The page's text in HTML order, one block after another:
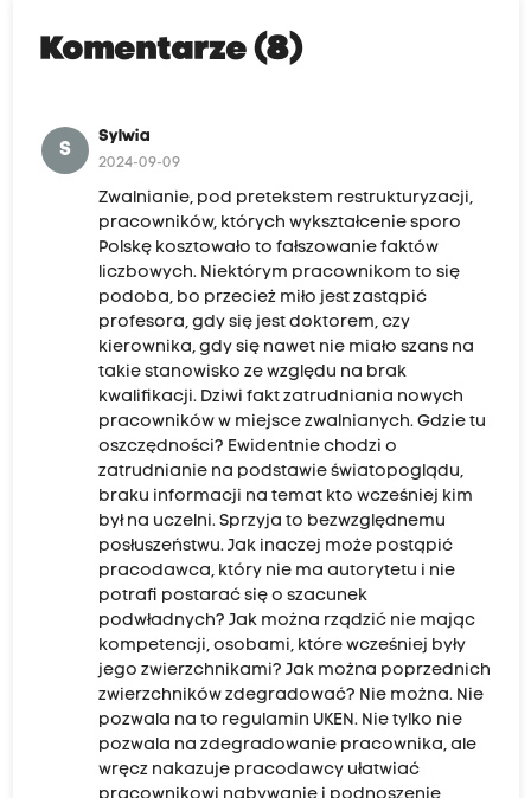
Komentarze (8)
S
Sylwia
2024-09-09
Zwalnianie, pod pretekstem restrukturyzacji,
pracowników, których wykształcenie sporo
Polskę kosztowało to fałszowanie faktów
liczbowych. Niektórym pracownikom to się
podoba, bo przecież miło jest zastąpić
profesora, gdy się jest doktorem, czy
kierownika, gdy się nawet nie miało szans na
takie stanowisko ze względu na brak
kwalifikacji. Dziwi fakt zatrudniania nowych
pracowników w miejsce zwalnianych. Gdzie tu
oszczędności? Ewidentnie chodzi o
zatrudnianie na podstawie światopoglądu,
braku informacji na temat kto wcześniej kim
był na uczelni. Sprzyja to bezwzględnemu
posłuszeństwu. Jak inaczej może postąpić
pracodawca, który nie ma autorytetu i nie
potrafi postarać się o szacunek
podwładnych? Jak można rządzić nie mając
kompetencji, osobami, które wcześniej były
jego zwierzchnikami? Jak można poprzednich
zwierzchników zdegradować? Nie można. Nie
pozwala na to regulamin UKEN. Nie tylko nie
pozwala na zdegradowanie pracownika, ale
wręcz nakazuje pracodawcy ułatwiać